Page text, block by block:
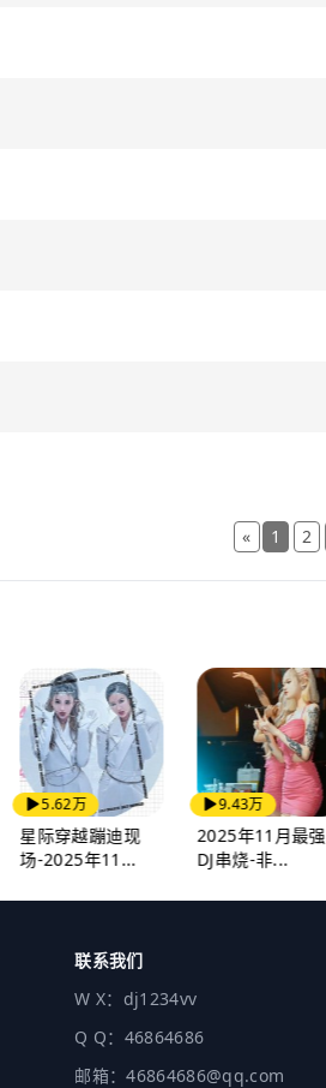
« 1 2
5.62万
星际穿越蹦迪现
场-2025年11...
9.43万
2025年11月最强
DJ串烧-非...
联系我们
W X：dj1234vv
Q Q：46864686
邮箱：46864686@qq.com